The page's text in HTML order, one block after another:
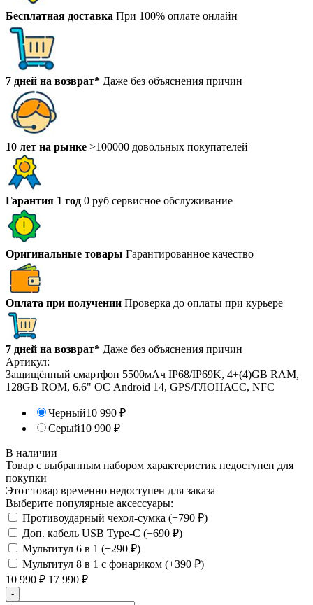
Бесплатная доставка При 100% оплате онлайн
7 дней на возврат* Даже без объяснения причин
10 лет на рынке >100000 довольных покупателей
Гарантия 1 год 0 руб сервисное обслуживание
Оригинальные товары Гарантированное качество
Оплата при получении Проверка до оплаты при курьере
7 дней на возврат* Даже без объяснения причин
Артикул:
Защищённый смартфон 5500мАч IP68/IP69K, 4+(4)GB RAM,
128GB ROM, 6.6" ОС Android 14, GPS/ГЛОНАСС, NFC
Черный10 990 ₽
Серый10 990 ₽
В наличии
Товар с выбранным набором характеристик недоступен для
покупки
Этот товар временно недоступен для заказа
Выберите популярные аксессуары:
Противоударный чехол-сумка (+790 ₽)
Доп. кабель USB Type-C (+690 ₽)
Мультитул 6 в 1 (+290 ₽)
Мультитул 8 в 1 с фонариком (+390 ₽)
10 990 ₽ 17 990 ₽
-